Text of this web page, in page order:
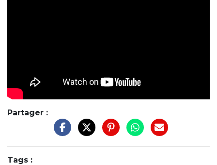
Partager :
Tags :